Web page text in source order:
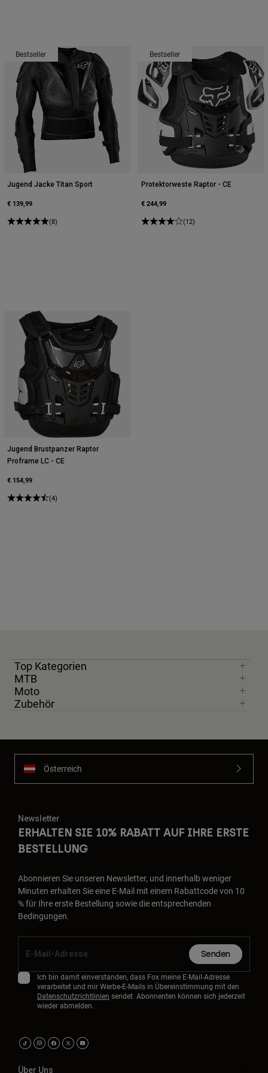
Bestseller
Jugend Jacke Titan Sport
€ 139,99
(8)
Bestseller
Protektorweste Raptor - CE
€ 244,99
(12)
Jugend Brustpanzer Raptor
Proframe LC - CE
€ 154,99
(4)
Top Kategorien
MTB
Moto
Zubehör
Österreich
Newsletter
ERHALTEN SIE 10% RABATT AUF IHRE ERSTE
BESTELLUNG
Abonnieren Sie unseren Newsletter, und innerhalb weniger
Minuten erhalten Sie eine E-Mail mit einem Rabattcode von 10
% für Ihre erste Bestellung sowie die entsprechenden
Bedingungen.
Senden
Ich bin damit einverstanden, dass Fox meine E-Mail-Adresse
verarbeitet und mir Werbe-E-Mails in Übereinstimmung mit den
Datenschutzrichtlinien sendet. Abonnenten können sich jederzeit
wieder abmelden.
Über Uns